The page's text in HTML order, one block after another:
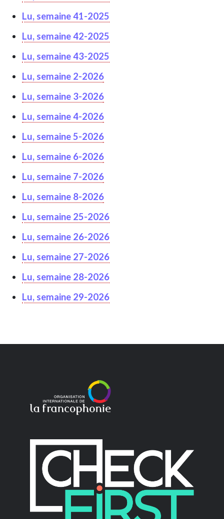
Lu, semaine 41-2025
Lu, semaine 42-2025
Lu, semaine 43-2025
Lu, semaine 2-2026
Lu, semaine 3-2026
Lu, semaine 4-2026
Lu, semaine 5-2026
Lu, semaine 6-2026
Lu, semaine 7-2026
Lu, semaine 8-2026
Lu, semaine 25-2026
Lu, semaine 26-2026
Lu, semaine 27-2026
Lu, semaine 28-2026
Lu, semaine 29-2026